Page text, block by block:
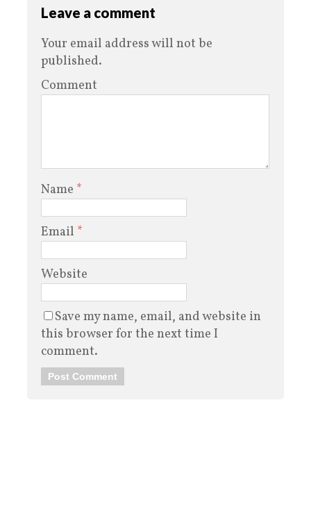
Leave a comment
Your email address will not be
published.
Comment
Name *
Email *
Website
Save my name, email, and website in
this browser for the next time I
comment.